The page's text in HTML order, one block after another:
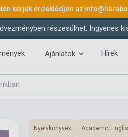
kérjük érdeklődjön az
részesülhet. Ingyenes
Ajánlatok Hírek
Nyelvkönyvek Academic